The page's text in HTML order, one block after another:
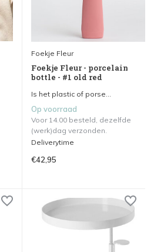
Foekje Fleur
Foekje Fleur - porcelain
bottle - #1 old red
Is het plastic of porse...
Op voorraad
Voor 14.00 besteld, dezelfde
(werk)dag verzonden.
Deliverytime
€42,95